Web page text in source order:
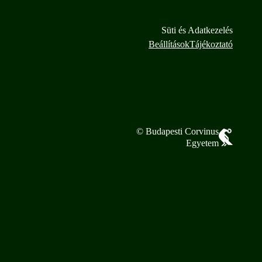
Süti és Adatkezelés
BeállításokTájékoztató
© Budapesti Corvinus
Egyetem